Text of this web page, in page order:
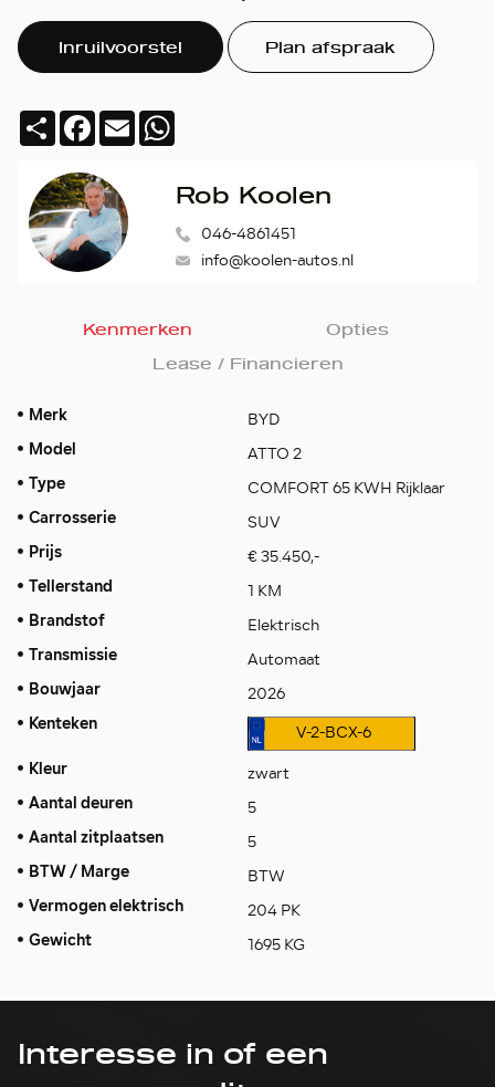
Inruilvoorstel Plan afspraak
DeelFacebook
Email
Rob Koolen
046-4861451
info@koolen-autos.nl
Kenmerken
Opties
Lease / Financieren
Merk BYD
Model ATTO 2
Type COMFORT 65 KWH Rijklaar
Carrosserie SUV
Prijs € 35.450,-
Tellerstand 1 KM
Brandstof Elektrisch
Transmissie Automaat
Bouwjaar 2026
Kenteken V-2-BCX-6
Kleur zwart
Aantal deuren 5
Aantal zitplaatsen 5
BTW / Marge BTW
Vermogen elektrisch 204 PK
Gewicht 1695 KG
Interesse in of een